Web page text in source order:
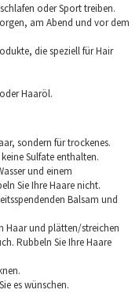
oder Sport treiben.
am Abend und vor dem
die speziell für Hair
Haaröl.
sondern für trockenes.
Sulfate enthalten.
und einem
Sie Ihre Haare nicht.
Balsam und
Haar und plätten/streichen
Rubbeln Sie Ihre Haare
es wünschen.